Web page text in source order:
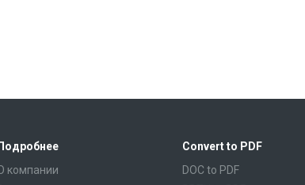
Подробнее
компании
Convert to PDF
DOC to PDF